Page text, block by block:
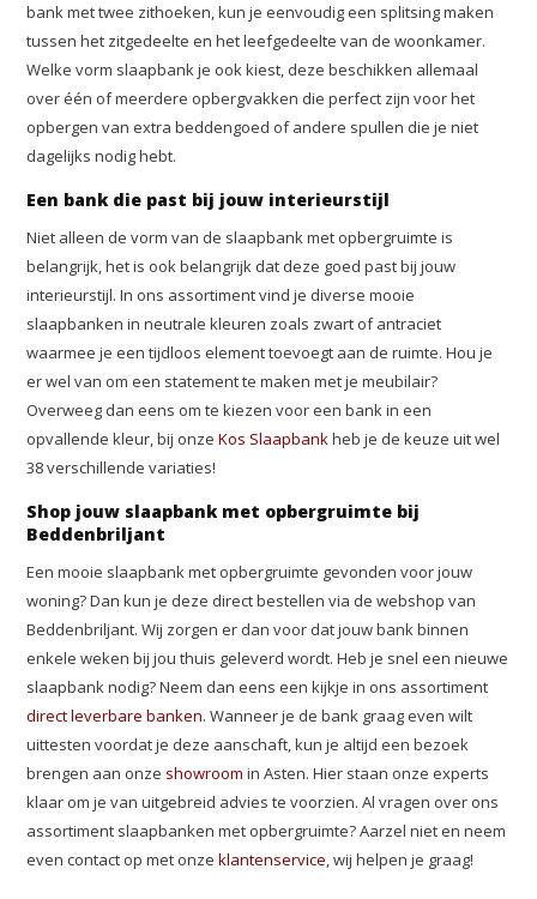
bank met twee zithoeken, kun je eenvoudig een splitsing maken
tussen het zitgedeelte en het leefgedeelte van de woonkamer.
Welke vorm slaapbank je ook kiest, deze beschikken allemaal
over één of meerdere opbergvakken die perfect zijn voor het
opbergen van extra beddengoed of andere spullen die je niet
dagelijks nodig hebt.
Een bank die past bij jouw interieurstijl
Niet alleen de vorm van de slaapbank met opbergruimte is
belangrijk, het is ook belangrijk dat deze goed past bij jouw
interieurstijl. In ons assortiment vind je diverse mooie
slaapbanken in neutrale kleuren zoals zwart of antraciet
waarmee je een tijdloos element toevoegt aan de ruimte. Hou je
er wel van om een statement te maken met je meubilair?
Overweeg dan eens om te kiezen voor een bank in een
opvallende kleur, bij onzeKos Slaapbankheb je de keuze uit wel
38 verschillende variaties!
Shop jouw slaapbank met opbergruimte bij
Beddenbriljant
Een mooie slaapbank met opbergruimte gevonden voor jouw
woning? Dan kun je deze direct bestellen via de webshop van
Beddenbriljant. Wij zorgen er dan voor dat jouw bank binnen
enkele weken bij jou thuis geleverd wordt. Heb je snel een nieuwe
slaapbank nodig? Neem dan eens een kijkje in ons assortiment
direct leverbare banken. Wanneer je de bank graag even wilt
uittesten voordat je deze aanschaft, kun je altijd een bezoek
brengen aan onze showroom in Asten. Hier staan onze experts
klaar om je van uitgebreid advies te voorzien. Al vragen over ons
assortiment slaapbanken met opbergruimte? Aarzel niet en neem
even contact op met onzeklantenservice, wij helpen je graag!